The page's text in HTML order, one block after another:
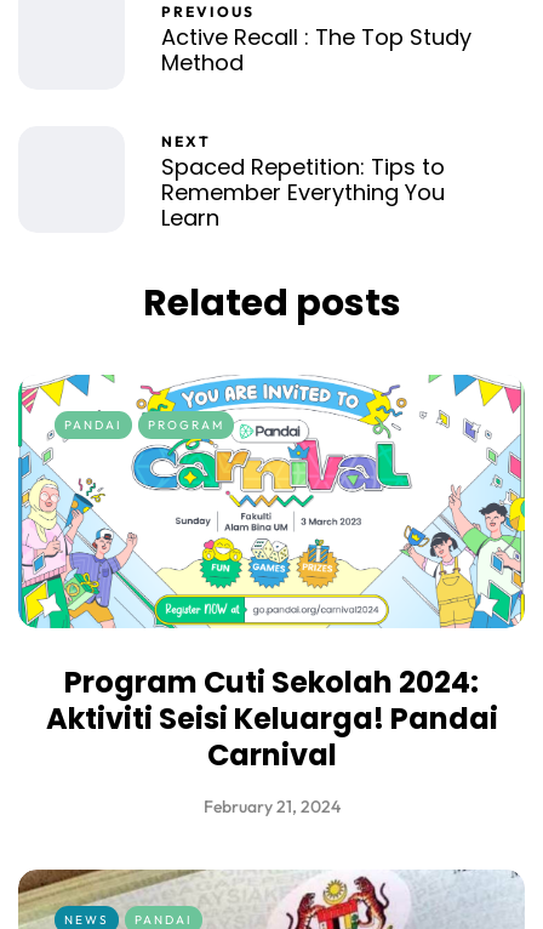
PREVIOUS
Active Recall : The Top Study
Method
NEXT
Spaced Repetition: Tips to
Remember Everything You
Learn
Related posts
PANDAI PROGRAM
Program Cuti Sekolah 2024:
Aktiviti Seisi Keluarga! Pandai
Carnival
February 21, 2024
NEWS PANDAI